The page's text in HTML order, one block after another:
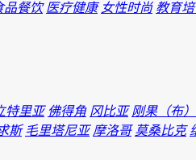
品餐饮 医疗健康 女性时尚 教育
特里亚 佛得角 冈比亚 刚果（布）
斯 毛里塔尼亚 摩洛哥 莫桑比克